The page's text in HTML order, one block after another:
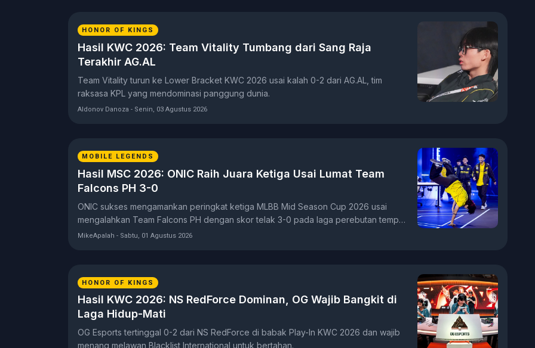
HONOR OF KINGS
Hasil KWC 2026: Team Vitality Tumbang dari Sang Raja
Terakhir AG.AL
Team Vitality turun ke Lower Bracket KWC 2026 usai kalah 0-2 dari AG.AL, tim
raksasa KPL yang mendominasi panggung dunia.
Aldonov Danoza - Senin, 03 Agustus 2026
MOBILE LEGENDS
Hasil MSC 2026: ONIC Raih Juara Ketiga Usai Lumat Team
Falcons PH 3-0
ONIC sukses mengamankan peringkat ketiga MLBB Mid Season Cup 2026 usai
mengalahkan Team Falcons PH dengan skor telak 3-0 pada laga perebutan tempat
ketiga.
MikeApalah - Sabtu, 01 Agustus 2026
HONOR OF KINGS
Hasil KWC 2026: NS RedForce Dominan, OG Wajib Bangkit di
Laga Hidup-Mati
OG Esports tertinggal 0-2 dari NS RedForce di babak Play-In KWC 2026 dan wajib
menang melawan Blacklist International untuk bertahan.